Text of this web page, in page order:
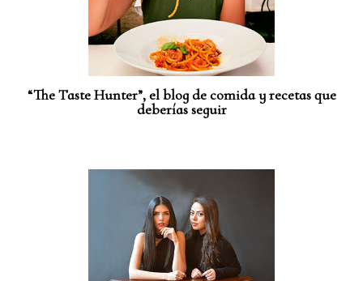
“The Taste Hunter”, el blog de comida y recetas que
deberías seguir